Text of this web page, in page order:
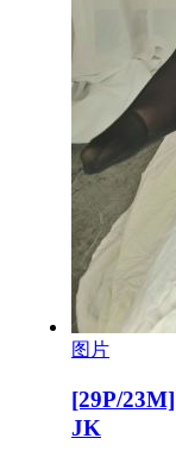
图片
[29P/
JK